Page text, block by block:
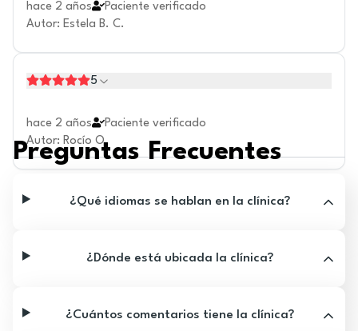
hace 2 años
Paciente verificado
Autor: Estela B. C.
5
hace 2 años
Paciente verificado
Autor: Rocío O.
Preguntas Frecuentes
¿Qué idiomas se hablan en la clínica?
¿Dónde está ubicada la clínica?
¿Cuántos comentarios tiene la clínica?